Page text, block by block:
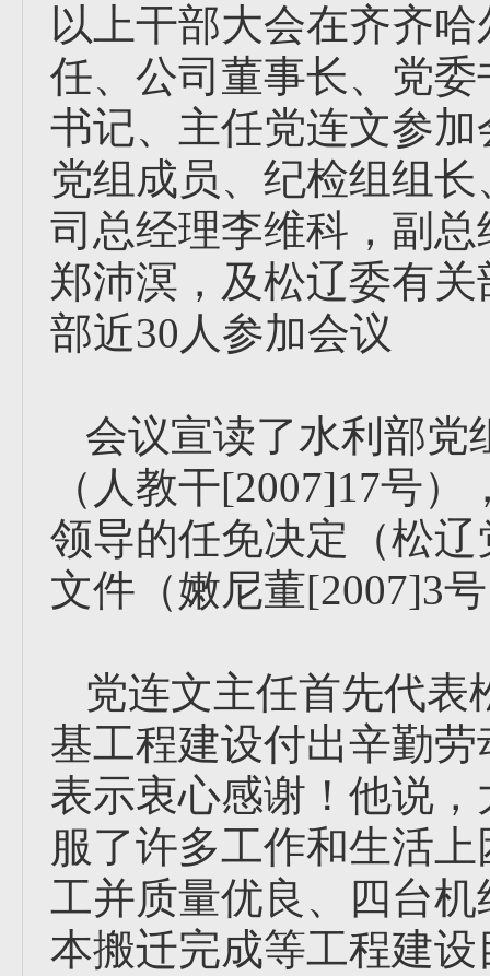
以上干部大会在齐齐
任、公司董事长、党
书记、主任党连文参
党组成员、纪检组组
司总经理李维科，副
郑沛溟，及松辽委有
部近30人参加会议
会议宣读了水利部党
（人教干[2007]17号
领导的任免决定（松
文件（嫩尼董[2007]3
党连文主任首先代表
基工程建设付出辛勤
表示衷心感谢！他说
服了许多工作和生活
工并质量优良、四台
本搬迁完成等工程建